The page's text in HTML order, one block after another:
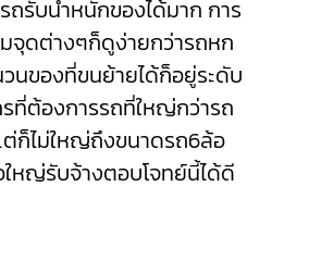
ถรับน้ำหนักของได้มาก การ
จุดต่างๆก็ดูง่ายกว่ารถหก
นของที่ขนย้ายได้ก็อยู่ระดับ
ที่ต้องการรถที่ใหญ่กว่ารถ
ต่ก็ไม่ใหญ่ถึงขนาดรถ6ล้อ
หญ่รับจ้างตอบโจทย์นี้ได้ดี